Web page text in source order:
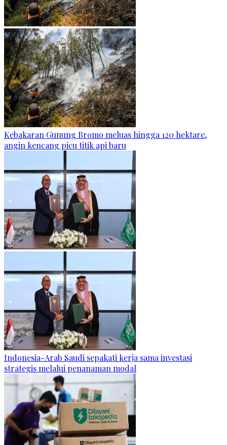
Kebakaran Gunung Bromo meluas hingga 120 hektare,
angin kencang picu titik api baru
Indonesia-Arab Saudi sepakati kerja sama investasi
strategis melalui penanaman modal